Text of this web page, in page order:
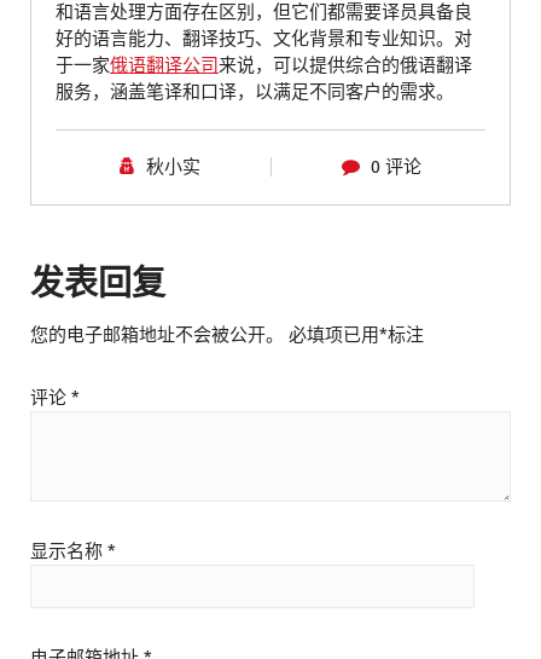
和语言处理方面存在区别，但它们都需要译员具备良
好的语言能力、翻译技巧、文化背景和专业知识。对
于一家俄语翻译公司来说，可以提供综合的俄语翻译
服务，涵盖笔译和口译，以满足不同客户的需求。
秋小实 0 评论
发表回复
您的电子邮箱地址不会被公开。 必填项已用*标注
评论 *
显示名称 *